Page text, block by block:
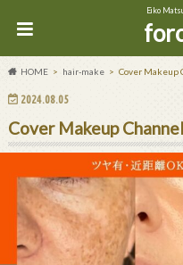
Eiko
HOME hair-make Cover Makeup
2024.08.05
Cover Makeup